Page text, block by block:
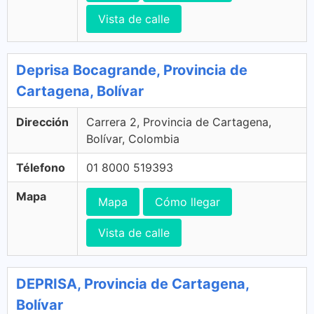
Vista de calle
Deprisa Bocagrande, Provincia de
Cartagena, Bolívar
Dirección
Carrera 2, Provincia de Cartagena,
Bolívar, Colombia
Télefono 01 8000 519393
Mapa Mapa Cómo llegar
Vista de calle
DEPRISA, Provincia de Cartagena,
Bolívar